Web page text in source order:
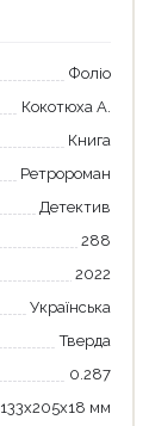
Фоліо
Кокотюха А.
Книга
Ретророман
Детектив
288
2022
Українська
Тверда
0.287
133х205х18 мм